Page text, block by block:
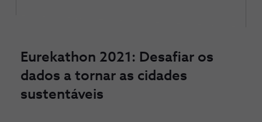
Eurekathon 2021: Desafiar os
dados a tornar as cidades
sustentáveis